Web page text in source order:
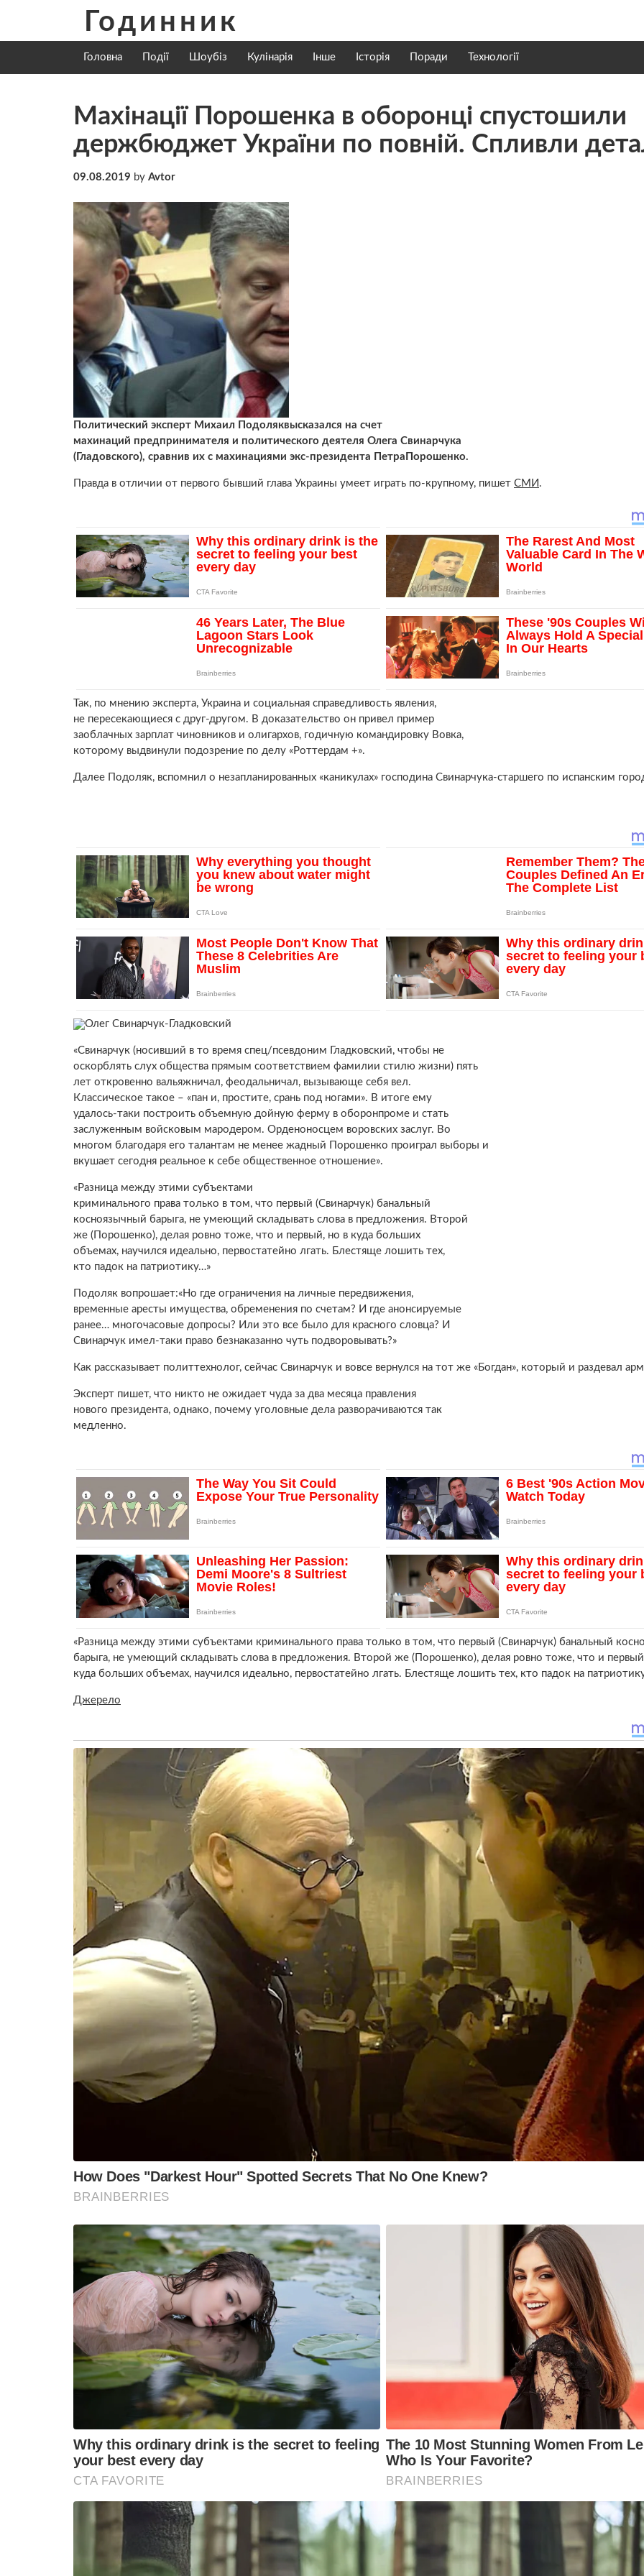
content
Годинник
Головна Події Шоубіз Кулінарія Інше Історія Поради Технології
Махінації Порошенка в оборонці спустошили
держбюджет України по повній. Спливли
09.08.2019 by Avtor
Политический эксперт Михаил Подоляквысказался на счет
махинаций предпринимателя и политического деятеля Олега Свинарчука
(Гладовского), сравнив их с махинациями экс-президента ПетраПорошенко.
Правда в отличии от первого бывший глава Украины умеет играть по-крупному, пишет СМИ .
Так, по мнению эксперта, Украина и социальная справедливость явления,
не пересекающиеся с друг-другом. В доказательство он привел пример
заоблачных зарплат чиновников и олигархов, годичную командировку Вовка,
которому выдвинули подозрение по делу «Роттердам +».
Далее Подоляк, вспомнил о незапланированных «каникулах» господина Свинарчука-старшего по испанским
Олег Свинарчук-Гладковский
«Свинарчук (носивший в то время спец/псевдоним Гладковский, чтобы не
оскорблять слух общества прямым соответствием фамилии стилю жизни) пять
лет откровенно вальяжничал, феодальничал, вызывающе себя вел.
Классическое такое – «пан и, простите, срань под ногами». В итоге ему
удалось-таки построить объемную дойную ферму в оборонпроме и стать
заслуженным войсковым мародером. Орденоносцем воровских заслуг. Во
многом благодаря его талантам не менее жадный Порошенко проиграл выборы и
вкушает сегодня реальное к себе общественное отношение».
«Разница между этими субъектами
криминального права только в том, что первый (Свинарчук) банальный
косноязычный барыга, не умеющий складывать слова в предложения. Второй
же (Порошенко), делая ровно тоже, что и первый, но в куда больших
объемах, научился идеально, первостатейно лгать. Блестяще лошить тех,
кто падок на патриотику…»
Подоляк вопрошает:«Но где ограничения на личные передвижения,
временные аресты имущества, обременения по счетам? И где анонсируемые
ранее… многочасовые допросы? Или это все было для красного словца? И
Свинарчук имел-таки право безнаказанно чуть подворовывать?»
Как рассказывает политтехнолог, сейчас Свинарчук и вовсе вернулся на тот же «Богдан», который и раздевал
Эксперт пишет, что никто не ожидает чуда за два месяца правления
нового президента, однако, почему уголовные дела разворачиваются так
медленно.
«Разница между этими субъектами криминального права только в том, что первый (Свинарчук) банальный
барыга, не умеющий складывать слова в предложения. Второй же (Порошенко), делая ровно тоже, что и
куда больших объемах, научился идеально, первостатейно лгать. Блестяще лошить тех, кто падок на
Джерело